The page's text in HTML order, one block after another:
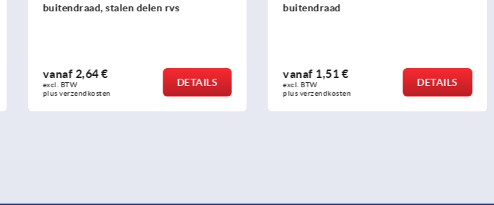
buitendraad
vanaf1,51 €
excl. BTW
plus verzendkosten
DETAILS
binnendraad, stalen delen rvs
vanaf2,34 €
excl. BTW
plus verzendkosten
DETAILS